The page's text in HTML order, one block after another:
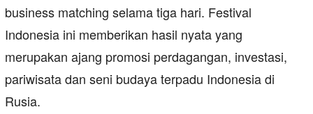
business matching selama tiga hari. Festival
Indonesia ini memberikan hasil nyata yang
merupakan ajang promosi perdagangan, investasi,
pariwisata dan seni budaya terpadu Indonesia di
Rusia.